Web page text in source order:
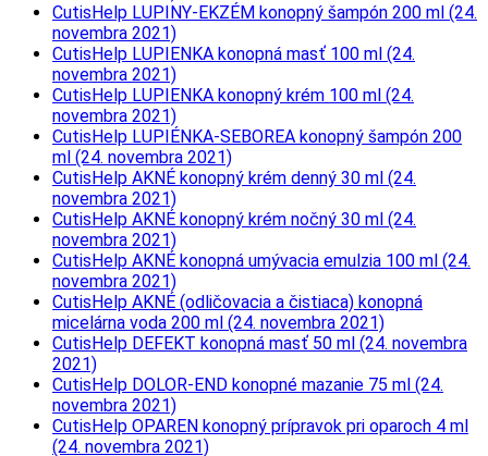
CutisHelp LUPINY-EKZÉM konopný šampón 200 ml (24.
novembra 2021)
CutisHelp LUPIENKA konopná masť 100 ml (24.
novembra 2021)
CutisHelp LUPIENKA konopný krém 100 ml (24.
novembra 2021)
CutisHelp LUPIÉNKA-SEBOREA konopný šampón 200
ml (24. novembra 2021)
CutisHelp AKNÉ konopný krém denný 30 ml (24.
novembra 2021)
CutisHelp AKNÉ konopný krém nočný 30 ml (24.
novembra 2021)
CutisHelp AKNÉ konopná umývacia emulzia 100 ml (24.
novembra 2021)
CutisHelp AKNÉ (odličovacia a čistiaca) konopná
micelárna voda 200 ml (24. novembra 2021)
CutisHelp DEFEKT konopná masť 50 ml (24. novembra
2021)
CutisHelp DOLOR-END konopné mazanie 75 ml (24.
novembra 2021)
CutisHelp OPAREN konopný prípravok pri oparoch 4 ml
(24. novembra 2021)